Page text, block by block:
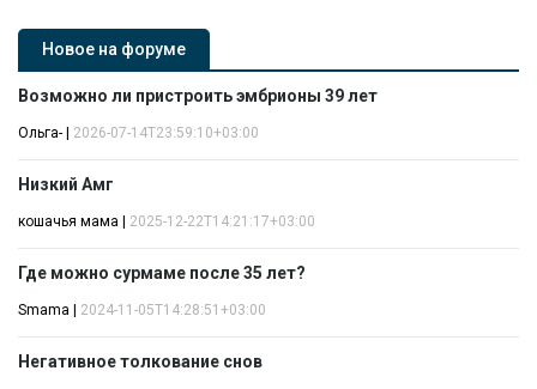
Новое на форуме
Возможно ли пристроить эмбрионы 39 лет
Ольга- 2026-07-14T23:59:10+03:00
Низкий Амг
кошачья мама 2025-12-22T14:21:17+03:00
Где можно сурмаме после 35 лет?
Smama 2024-11-05T14:28:51+03:00
Негативное толкование снов